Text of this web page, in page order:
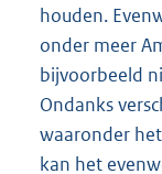
houden.
onder meer
bijvoorbeeld
Ondanks
waaronder
kan het